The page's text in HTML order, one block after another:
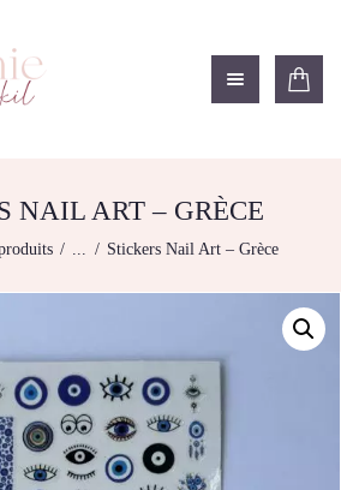
NAIL ART – GRÈCE
... Stickers Nail Art – Grèce
ANAÏS ABAAKIL
Formation et shop Indigo